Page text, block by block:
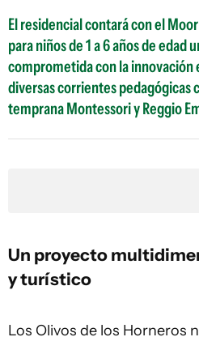
El residencial contará con el
para niños de 1 a 6 años de edad
comprometida con la
diversas corrientes pedagógicas
temprana Montessori y Reggio
Un proyecto
y turístico
Los Olivos de los Horneros